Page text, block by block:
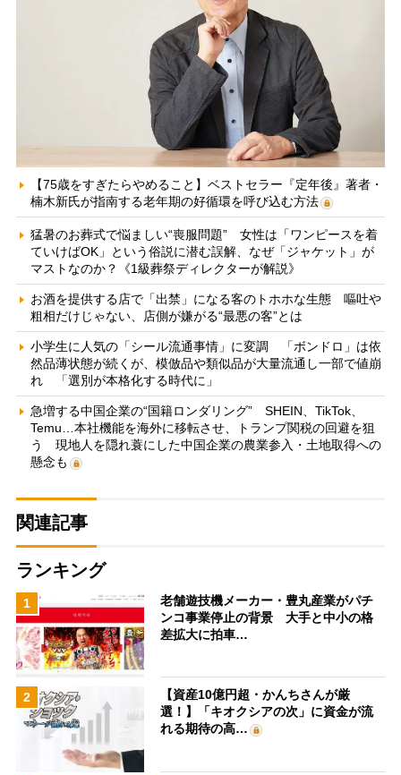
【75歳をすぎたらやめること】ベストセラー『定年後』著者・
楠木新氏が指南する老年期の好循環を呼び込む方法
猛暑のお葬式で悩ましい“喪服問題” 女性は「ワンピースを着
ていけばOK」という俗説に潜む誤解、なぜ「ジャケット」が
マストなのか？《1級葬祭ディレクターが解説》
お酒を提供する店で「出禁」になる客のトホホな生態 嘔吐や
粗相だけじゃない、店側が嫌がる“最悪の客”とは
小学生に人気の「シール流通事情」に変調 「ボンドロ」は依
然品薄状態が続くが、模倣品や類似品が大量流通し一部で値崩
れ 「選別が本格化する時代に」
急増する中国企業の“国籍ロンダリング” SHEIN、TikTok、
Temu…本社機能を海外に移転させ、トランプ関税の回避を狙
う 現地人を隠れ蓑にした中国企業の農業参入・土地取得への
懸念も
関連記事
ランキング
1
老舗遊技機メーカー・豊丸産業がパチ
ンコ事業停止の背景 大手と中小の格
差拡大に拍車…
2
【資産10億円超・かんちさんが厳
選！】「キオクシアの次」に資金が流
れる期待の高…